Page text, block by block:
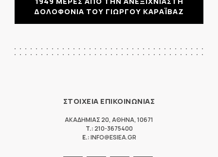
ΔΟΛΟΦΟΝΙΑ ΤΟΥ ΓΙΩΡΓΟΥ ΚΑΡΑΪΒΑΖ
ΣΤΟΙΧΕΙΑ ΕΠΙΚΟΙΝΩΝΙΑΣ
ΑΚΑΔΗΜΙΑΣ 20, ΑΘΗΝΑ, 10671
T.: 210-3675400
E.:INFO@ESIEA.GR